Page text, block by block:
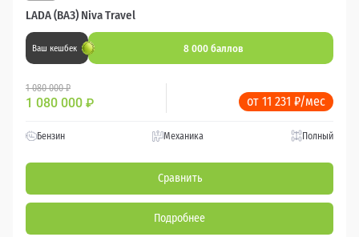
LADA (ВАЗ) Niva Travel
Ваш кешбек 8 000 баллов
1 080 000 ₽
1 080 000 ₽ от 11 231 ₽/мес
Бензин Механика Полный
Сравнить
Подробнее